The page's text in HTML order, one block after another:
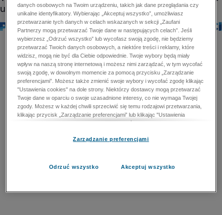
danych osobowych na Twoim urządzeniu, takich jak dane przeglądania czy
unikalne identyfikatory. Wybierając „Akceptuj wszystko”, umożliwiasz
przetwarzanie tych danych w celach wskazanych w sekcji „Zaufani
Partnerzy mogą przetwarzać Twoje dane w następujących celach”. Jeśli
wybierzesz „Odrzuć wszystko” lub wycofasz swoją zgodę, nie będziemy
przetwarzać Twoich danych osobowych, a niektóre treści i reklamy, które
widzisz, mogą nie być dla Ciebie odpowiednie. Twoje wybory będą miały
wpływ na naszą stronę internetową i możesz nimi zarządzać, w tym wycofać
swoją zgodę, w dowolnym momencie za pomocą przycisku „Zarządzanie
preferencjami”. Możesz także zmienić swoje wybory i wycofać zgodę klikając
"Ustawienia cookies" na dole strony. Niektórzy dostawcy mogą przetwarzać
Twoje dane w oparciu o swoje uzasadnione interesy, co nie wymaga Twojej
zgody. Możesz w każdej chwili sprzeciwić się temu rodzajowi przetwarzania,
klikając przycisk „Zarządzanie preferencjami” lub klikając "Ustawienia
cookies" na dole strony. Nie możesz sprzeciwić się przetwarzaniu przez
zapobiegania oszustwom i naprawiania błędów, a w tym celu mogą zostać
przetwarzaniu danych osobowych w celu dostarczania i prezentacji reklam i
Zarządzanie preferencjami
Odrzuć wszystko Akceptuj wszystko